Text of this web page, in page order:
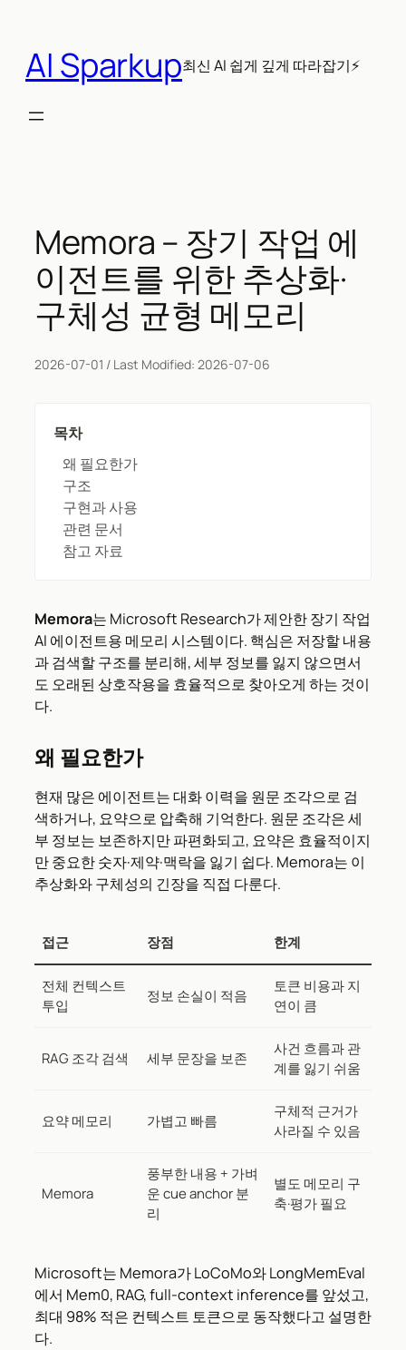
AI Sparkup최신 AI 쉽게 깊게 따라잡기⚡
Memora – 장기 작업 에
이전트를 위한 추상화·
구체성 균형 메모리
2026-07-01 / Last Modified: 2026-07-06
목차
왜 필요한가
구조
구현과 사용
관련 문서
참고 자료
Memora는 Microsoft Research가 제안한 장기 작업
AI 에이전트용 메모리 시스템이다. 핵심은 저장할 내용
과 검색할 구조를 분리해, 세부 정보를 잃지 않으면서
도 오래된 상호작용을 효율적으로 찾아오게 하는 것이
다.
왜 필요한가
현재 많은 에이전트는 대화 이력을 원문 조각으로 검
색하거나, 요약으로 압축해 기억한다. 원문 조각은 세
부 정보는 보존하지만 파편화되고, 요약은 효율적이지
만 중요한 숫자·제약·맥락을 잃기 쉽다. Memora는 이
추상화와 구체성의 긴장을 직접 다룬다.
접근 장점 한계
전체 컨텍스트
투입
정보 손실이 적음
토큰 비용과 지
연이 큼
RAG 조각 검색 세부 문장을 보존
사건 흐름과 관
계를 잃기 쉬움
요약 메모리 가볍고 빠름
구체적 근거가
사라질 수 있음
Memora
풍부한 내용 + 가벼
운 cue anchor 분
리
별도 메모리 구
축·평가 필요
Microsoft는 Memora가 LoCoMo와 LongMemEval
에서 Mem0, RAG, full-context inference를 앞섰고,
최대 98% 적은 컨텍스트 토큰으로 동작했다고 설명한
다.